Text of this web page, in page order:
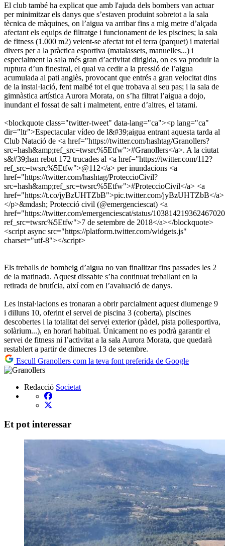
El club també ha explicat que amb l'ajuda dels bombers van actuar
per minimitzar els danys que s’estaven produint sobretot a la sala
tècnica de màquines, on l’aigua va arribar fins a mig metre d’alçada
afectant els equips de filtratge i funcionament de les piscines; la sala
de fitness (1.000 m2) veient-se afectat tot el terra (parquet) i material
divers per a la pràctica esportiva (matalassets, manuelles...) i
especialment la sala més gran d’activitat dirigida, on es va produir la
ruptura d’un finestral, el qual va cedir a la pressió de l’aigua
acumulada al pati anglès, provocant que entrés a gran velocitat dins
de la instal·lació, fent malbé tot el que trobava al seu pas; i la sala de
gimnàstica artística Aurora Morata, on s’ha filtrat l’aigua a dojo,
inundant el fossat de salt i malmetent, entre d’altres, el tatami.
<blockquote class="twitter-tweet" data-lang="ca"><p lang="ca"
dir="ltr">Espectacular vídeo de l&#39;aigua entrant aquesta tarda al
Club Natació de <a href="https://twitter.com/hashtag/Granollers?
src=hash&amp;ref_src=twsrc%5Etfw">#Granollers</a>. A la ciutat
s&#39;han rebut 172 trucades al <a href="https://twitter.com/112?
ref_src=twsrc%5Etfw">@112</a> per inundacions <a
href="https://twitter.com/hashtag/ProteccioCivil?
src=hash&amp;ref_src=twsrc%5Etfw">#ProteccioCivil</a> <a
href="https://t.co/jyBzUHTZbB">pic.twitter.com/jyBzUHTZbB</a>
</p>&mdash; Protecció civil (@emergenciescat) <a
href="https://twitter.com/emergenciescat/status/
ref_src=twsrc%5Etfw">7 de setembre de 2018</a></blockquote>
<script async src="https://platform.twitter.com/widgets.js"
charset="utf-8"></script>
Els treballs de bombeig d’aigua no van finalitzar fins passades les 2
de la matinada. Aquest dissabte s’ha continuat treballant en la
retirada de brutícia, així com en l’avaluació de danys.
Les instal·lacions es tronaran a obrir parcialment aquest diumenge 9
i dilluns 10, oferint el servei de piscina 3 (coberta), piscines
descobertes i la totalitat del servei exterior (pàdel, pista poliesportiva,
solàrium...), en horari habitual. Únicament no es podrà garantir el
servei de fitness ni l’activitat a la sala Aurora Morata, que quedarà
restablert a partir de dimecres 13 de setembre.
Escull Granollers com la teva font preferida de Google
Redacció Societat
Et pot interessar